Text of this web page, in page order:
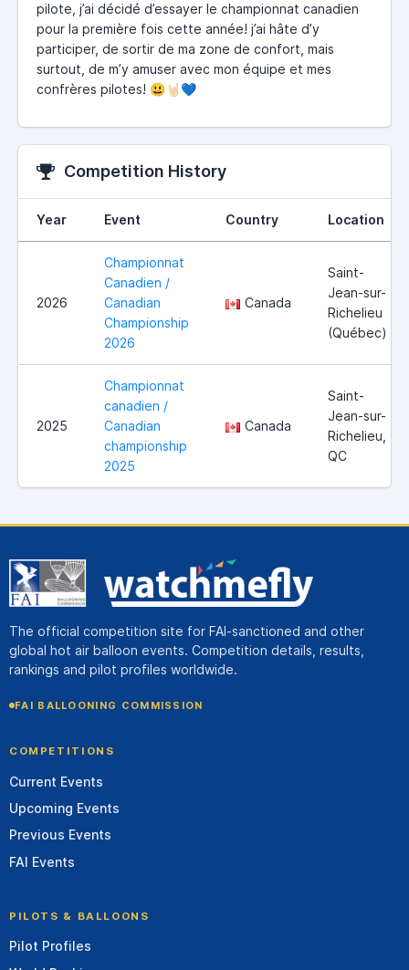
pilote, j’ai décidé d’essayer le championnat canadien
pour la première fois cette année! j’ai hâte d’y
participer, de sortir de ma zone de confort, mais
surtout, de m’y amuser avec mon équipe et mes
confrères pilotes! 😃🤘🏻💙
Competition History
Year Event Country Location
2026
Championnat
Canadien /
Canadian
Championship
2026
Canada
Saint-
Jean-sur-
Richelieu
(Québec)
2025
Championnat
canadien /
Canadian
championship
2025
Canada
Saint-
Jean-sur-
Richelieu,
QC
The official competition site for FAI-sanctioned and other
global hot air balloon events. Competition details, results,
rankings and pilot profiles worldwide.
FAI BALLOONING COMMISSION
COMPETITIONS
Current Events
Upcoming Events
Previous Events
FAI Events
PILOTS & BALLOONS
Pilot Profiles